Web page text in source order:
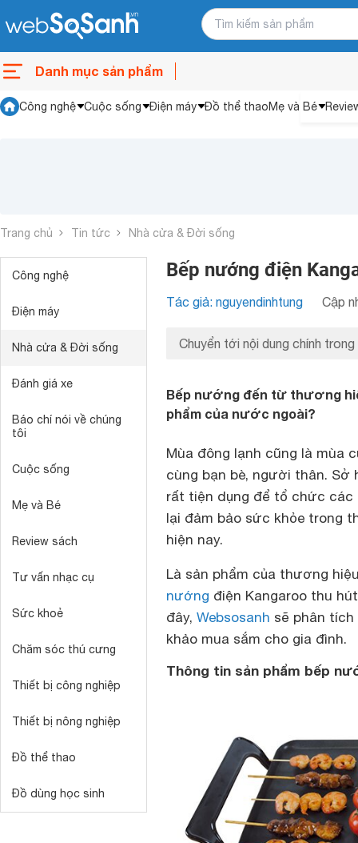
Danh mục sản phẩm
Công nghệ Cuộc sống Điện máy Đồ thể thaoMẹ và Bé
Trang chủ Tin tức Nhà cửa & Đời sống
Công nghệ
Điện máy
Nhà cửa & Đời sống
Đánh giá xe
Báo chí nói về chúng
tôi
Cuộc sống
Mẹ và Bé
Review sách
Tư vấn nhạc cụ
Sức khoẻ
Chăm sóc thú cưng
Thiết bị công nghiệp
Thiết bị nông nghiệp
Đồ thể thao
Đồ dùng học sinh
Bếp nướng điện
Tác giả: nguyendinhtung Cập
Chuyển tới nội dung chính trong
Bếp nướng đến từ thương
phẩm của nước ngoài?
Mùa đông lạnh cũng là mùa
cùng bạn bè, người thân.
rất tiện dụng để tổ chức các
lại đảm bảo sức khỏe trong
hiện nay.
Là sản phẩm của thương
nướng điện Kangaroo thu
đây, Websosanh sẽ phân
khảo mua sắm cho gia đình.
Thông tin sản phẩm bếp